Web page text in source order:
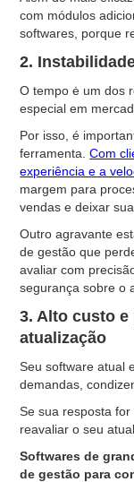
com módulos
softwares, porque
2.
O tempo ė um dos
especial em
Por isso, é
ferramenta.Com
experiência e a
margem para
vendas e deixar
Outro agravante
de gestão que
avaliar com
segurança sobre o
3. Alto custo
atualização
Seu software atual
demandas,
Se sua resposta
reavaliar o seu
Softwares de
de gestão para